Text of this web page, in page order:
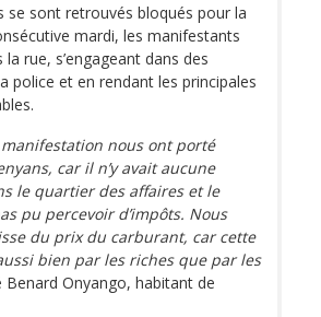
se sont retrouvés bloqués pour la
mardi, les manifestants
rue, s’engageant dans des
police et en rendant les principales
nous ont porté
car il n’y avait aucune
le quartier des affaires et le
pu percevoir d’impôts. Nous
du prix du carburant, car cette
bien par les riches que par les
Benard Onyango, habitant de